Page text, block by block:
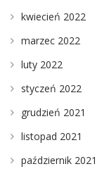
kwiecień 2022
marzec 2022
luty 2022
styczeń 2022
grudzień 2021
listopad 2021
październik 2021